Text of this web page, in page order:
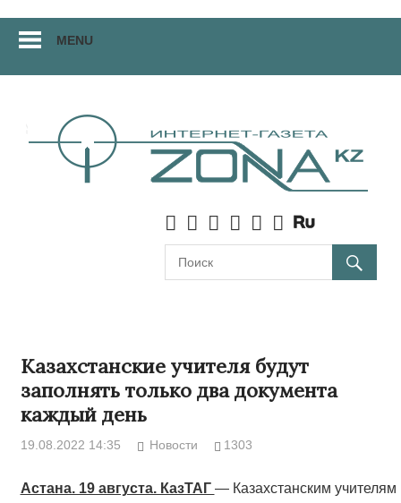
Перейти
материалам
MENU
Казахстанские учителя будут
заполнять только два документа
каждый день
19.08.2022 14:35 Новости 1303
Астана. 19 августа. КазТАГ — Казахстанским учителям